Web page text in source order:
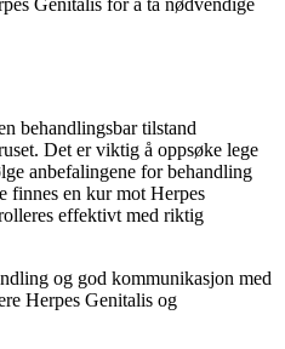
behandlingsbar tilstand
Det er viktig å oppsøke lege
anbefalingene for behandling
finnes en kur mot Herpes
effektivt med riktig
og god kommunikasjon med
Herpes Genitalis og